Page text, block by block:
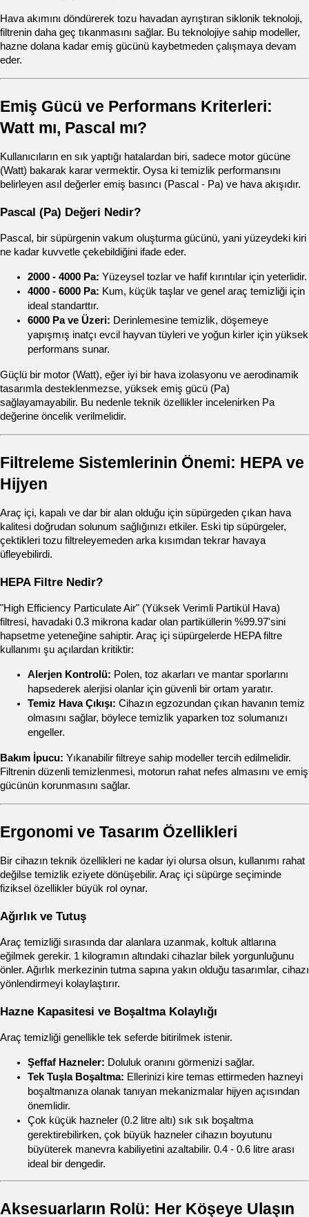
Hava akımını döndürerek tozu havadan ayrıştıran siklonik teknoloji,
filtrenin daha geç tıkanmasını sağlar. Bu teknolojiye sahip modeller,
hazne dolana kadar emiş gücünü kaybetmeden çalışmaya devam
eder.
Emiş Gücü ve Performans Kriterleri:
Watt mı, Pascal mı?
Kullanıcıların en sık yaptığı hatalardan biri, sadece motor gücüne
(Watt) bakarak karar vermektir. Oysa ki temizlik performansını
belirleyen asıl değerler emiş basıncı (Pascal - Pa) ve hava akışıdır.
Pascal (Pa) Değeri Nedir?
Pascal, bir süpürgenin vakum oluşturma gücünü, yani yüzeydeki kiri
ne kadar kuvvetle çekebildiğini ifade eder.
2000 - 4000 Pa: Yüzeysel tozlar ve hafif kırıntılar için yeterlidir.
4000 - 6000 Pa: Kum, küçük taşlar ve genel araç temizliği için
ideal standarttır.
6000 Pa ve Üzeri: Derinlemesine temizlik, döşemeye
yapışmış inatçı evcil hayvan tüyleri ve yoğun kirler için yüksek
performans sunar.
Güçlü bir motor (Watt), eğer iyi bir hava izolasyonu ve aerodinamik
tasarımla desteklenmezse, yüksek emiş gücü (Pa)
sağlayamayabilir. Bu nedenle teknik özellikler incelenirken Pa
değerine öncelik verilmelidir.
Filtreleme Sistemlerinin Önemi: HEPA ve
Hijyen
Araç içi, kapalı ve dar bir alan olduğu için süpürgeden çıkan hava
kalitesi doğrudan solunum sağlığınızı etkiler. Eski tip süpürgeler,
çektikleri tozu filtreleyemeden arka kısımdan tekrar havaya
üfleyebilirdi.
HEPA Filtre Nedir?
"High Efficiency Particulate Air" (Yüksek Verimli Partikül Hava)
filtresi, havadaki 0.3 mikrona kadar olan partiküllerin %99.97'sini
hapsetme yeteneğine sahiptir. Araç içi süpürgelerde HEPA filtre
kullanımı şu açılardan kritiktir:
Alerjen Kontrolü: Polen, toz akarları ve mantar sporlarını
hapsederek alerjisi olanlar için güvenli bir ortam yaratır.
Temiz Hava Çıkışı: Cihazın egzozundan çıkan havanın temiz
olmasını sağlar, böylece temizlik yaparken toz solumanızı
engeller.
Bakım İpucu: Yıkanabilir filtreye sahip modeller tercih edilmelidir.
Filtrenin düzenli temizlenmesi, motorun rahat nefes almasını ve emiş
gücünün korunmasını sağlar.
Ergonomi ve Tasarım Özellikleri
Bir cihazın teknik özellikleri ne kadar iyi olursa olsun, kullanımı rahat
değilse temizlik eziyete dönüşebilir. Araç içi süpürge seçiminde
fiziksel özellikler büyük rol oynar.
Ağırlık ve Tutuş
Araç temizliği sırasında dar alanlara uzanmak, koltuk altlarına
eğilmek gerekir. 1 kilogramın altındaki cihazlar bilek yorgunluğunu
önler. Ağırlık merkezinin tutma sapına yakın olduğu tasarımlar, cihazı
yönlendirmeyi kolaylaştırır.
Hazne Kapasitesi ve Boşaltma Kolaylığı
Araç temizliği genellikle tek seferde bitirilmek istenir.
Şeffaf Hazneler: Doluluk oranını görmenizi sağlar.
Tek Tuşla Boşaltma: Ellerinizi kire temas ettirmeden hazneyi
boşaltmanıza olanak tanıyan mekanizmalar hijyen açısından
önemlidir.
Çok küçük hazneler (0.2 litre altı) sık sık boşaltma
gerektirebilirken, çok büyük hazneler cihazın boyutunu
büyüterek manevra kabiliyetini azaltabilir. 0.4 - 0.6 litre arası
ideal bir dengedir.
Aksesuarların Rolü: Her Köşeye Ulaşın